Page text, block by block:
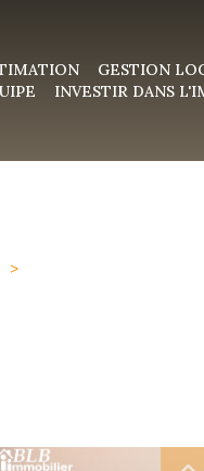
GESTION
INVESTIR DANS